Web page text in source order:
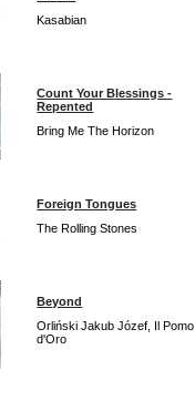
Kasabian
Count Your Blessings -
Repented
Bring Me The Horizon
Foreign Tongues
The Rolling Stones
Beyond
Orliński Jakub Józef, Il Pomo
d'Oro